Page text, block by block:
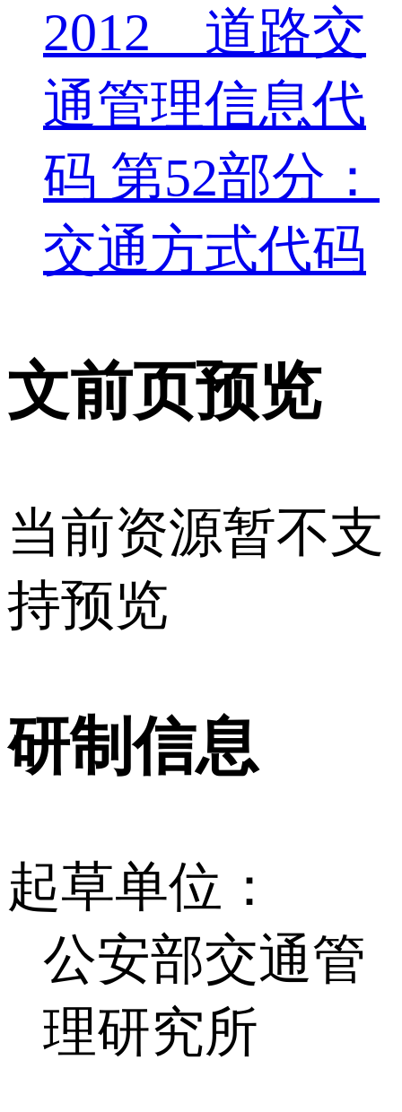
2012 道路交
通管理信息代
码 第52部分：
交通方式代码
文前页预览
当前资源暂不支
持预览
研制信息
起草单位：
公安部交通管
理研究所